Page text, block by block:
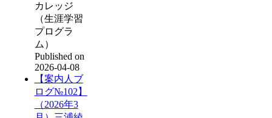
カレッジ
（生涯学習
プログラ
ム）
Published on
2026-04-08
【案内人ブ
ログ№102】
（2026年3